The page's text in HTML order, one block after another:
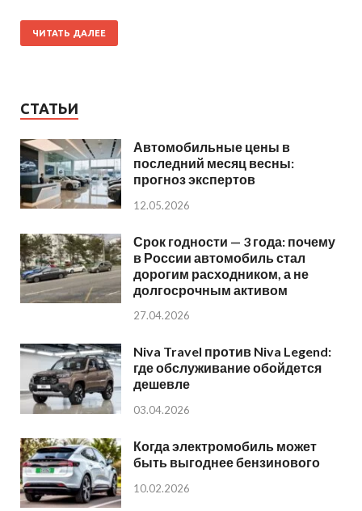
ЧИТАТЬ ДАЛЕЕ
СТАТЬИ
Автомобильные цены в
последний месяц весны:
прогноз экспертов
12.05.2026
Срок годности — 3 года: почему
в России автомобиль стал
дорогим расходником, а не
долгосрочным активом
27.04.2026
Niva Travel против Niva Legend:
где обслуживание обойдется
дешевле
03.04.2026
Когда электромобиль может
быть выгоднее бензинового
10.02.2026